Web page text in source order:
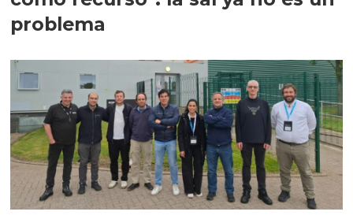
problema